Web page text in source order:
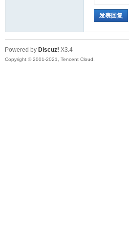
发表回复
Powered by Discuz! X3.4
Copyright © 2001-2021, Tencent Cloud.